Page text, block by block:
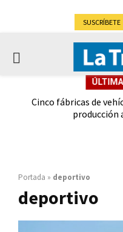
SUSCRÍBETE
PRIMARY
Cinco fábricas de
producción
Portada » deportivo
deportivo